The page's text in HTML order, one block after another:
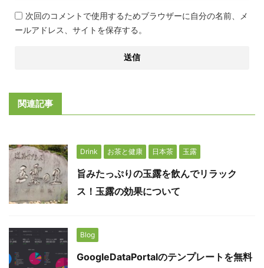
次回のコメントで使用するためブラウザーに自分の名前、メ
ールアドレス、サイトを保存する。
関連記事
Drink お茶と健康 日本茶 玉露
旨みたっぷりの玉露を飲んでリラック
ス！玉露の効果について
Blog
GoogleDataPortalのテンプレートを無料